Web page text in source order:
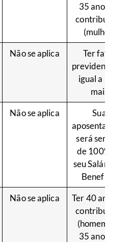
35 anos de
contribuição
(mulher)
Não se aplica
Ter fator
previdenciário
igual a 1 ou
mais
Não se aplica
Sua
aposentadoria
será sempre
de 100% do
seu Salário de
Benefício
Não se aplica
Ter 40 anos de
contribuição
(homem) ou
35 anos de